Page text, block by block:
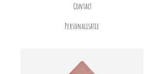
Contact
Personalisatie